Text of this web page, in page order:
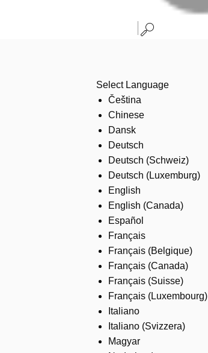
Select Language
Čeština
Chinese
Dansk
Deutsch
Deutsch (Schweiz)
Deutsch (Luxemburg)
English
English (Canada)
Español
Français
Français (Belgique)
Français (Canada)
Français (Suisse)
Français (Luxembourg)
Italiano
Italiano (Svizzera)
Magyar